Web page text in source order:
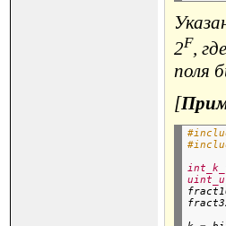
2F,
поля
[